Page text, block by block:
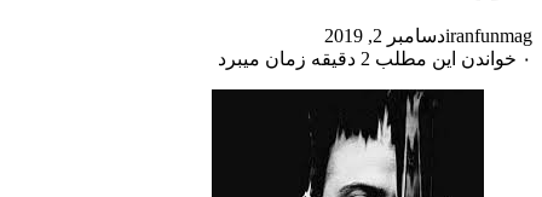
iranfunmagدسامبر 2, 2019
۰ خواندن این مطلب 2 دقیقه زمان میبرد